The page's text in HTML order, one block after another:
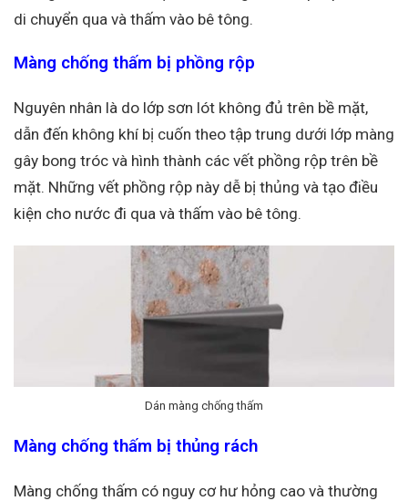
di chuyển qua và thấm vào bê tông.
Màng chống thấm bị phồng rộp
Nguyên nhân là do lớp sơn lót không đủ trên bề mặt,
dẫn đến không khí bị cuốn theo tập trung dưới lớp màng
gây bong tróc và hình thành các vết phồng rộp trên bề
mặt. Những vết phồng rộp này dễ bị thủng và tạo điều
kiện cho nước đi qua và thấm vào bê tông.
Dán màng chống thấm
Màng chống thấm bị thủng rách
Màng chống thấm có nguy cơ hư hỏng cao và thường